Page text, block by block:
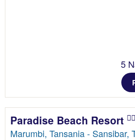
5
Paradise Beach Resort
Marumbi, Tansania - Sansibar,